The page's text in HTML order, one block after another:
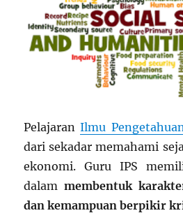
PelajaranIlmu
dari sekadar memahami
ekonomi. Guru IPS
dalam membentuk
dan kemampuan berpikir